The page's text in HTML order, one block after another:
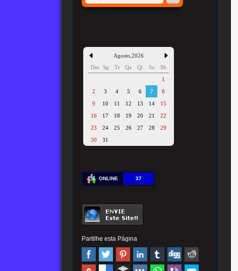
Agosto 2026
Dm
Sg Tr Qa Qi Sx
Sb
1
2
3 4 5 6 7
8
9
10 11 12 13 14
15
16
17 18 19 20 21
22
23
24 25 26 27 28
29
30
31
ONLINE 37
Partilhe esta Página